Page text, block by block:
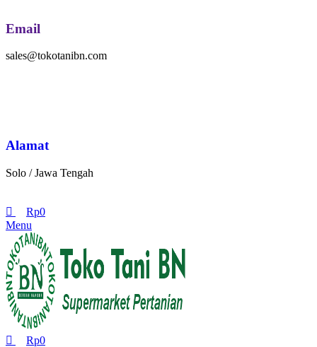
Email
sales@tokotanibn.com
Alamat
Solo / Jawa Tengah
Rp0
Menu
Rp0